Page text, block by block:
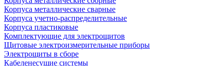
Корпуса металлические сварные
Корпуса учетно-распределительные
Корпуса пластиковые
Комплектующие для электрощитов
Щитовые электроизмерительные приборы
Электрощиты в сборе
Кабеленесущие системы